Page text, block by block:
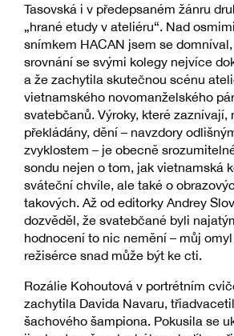
Tasovská i v předepsaném žánru
„hrané etudy v ateliéru“. Nad
snímkem HACAN jsem se
srovnání se svými kolegy nejvíce
a že zachytila skutečnou scénu
vietnamského novomanželského
svatebčanů. Výroky, které zaznívají,
překládány, dění – navzdory
zvyklostem – je obecně
sondu nejen o tom, jak vietnamská
sváteční chvíle, ale také o
takových. Až od editorky Andrey
dozvěděl, že svatebčané byli
hodnocení to nic nemění – můj
režisérce snad může být ke cti.
Rozálie Kohoutová v portrétním
zachytila Davida Navaru,
šachového šampiona. Pokusila se